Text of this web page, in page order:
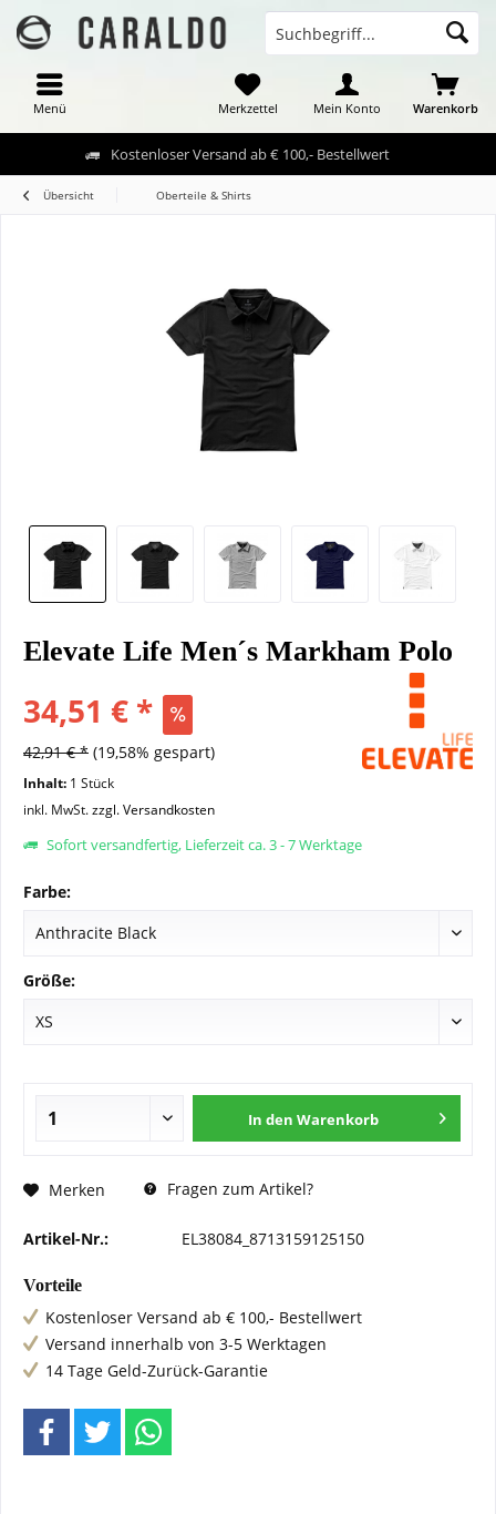
Kostenloser Versand ab € 100,- Bestellwert
Menü Warenkorb
Merkzettel Mein Konto
Übersicht Oberteile & Shirts
Elevate Life Men´s Markham Polo
34,51 € *
42,91 € * (19,58% gespart)
Inhalt: 1 Stück
inkl. MwSt.zzgl. Versandkosten
Sofort versandfertig, Lieferzeit ca. 3 - 7 Werktage
Farbe:
Größe:
In den Warenkorb
Merken Fragen zum Artikel?
Artikel-Nr.: EL38084_8713159125150
Vorteile
Kostenloser Versand ab € 100,- Bestellwert
Versand innerhalb von 3-5 Werktagen
14 Tage Geld-Zurück-Garantie